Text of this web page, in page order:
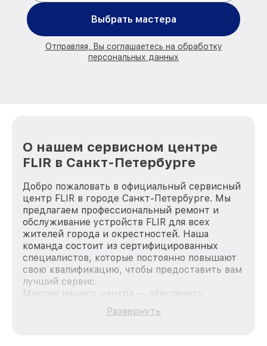
Выбрать мастера
Отправляя, Вы соглашаетесь на обработку
персональных данных
О нашем сервисном центре
FLIR в Санкт-Петербурге
Добро пожаловать в официальный сервисный
центр FLIR в городе Санкт-Петербурге. Мы
предлагаем профессиональный ремонт и
обслуживание устройств FLIR для всех
жителей города и окрестностей. Наша
команда состоит из сертифицированных
специалистов, которые постоянно повышают
свою квалификацию, чтобы предоставить вам
лучший сервис.
Миссия нашего центра — обеспечить
качественный и доступный ремонт для
каждого пользователя продукции FLIR, вне
Развернуть